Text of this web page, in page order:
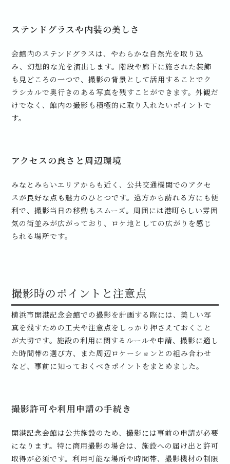
ステンドグラスや内装の美しさ
会館内のステンドグラスは、やわらかな自然光を取り込
み、幻想的な光を演出します。階段や廊下に施された装飾
も見どころの一つで、撮影の背景として活用することでク
ラシカルで奥行きのある写真を残すことができます。外観だ
けでなく、館内の撮影も積極的に取り入れたいポイントで
す。
アクセスの良さと周辺環境
みなとみらいエリアからも近く、公共交通機関でのアクセ
スが良好な点も魅力のひとつです。遠方から訪れる方にも便
利で、撮影当日の移動もスムーズ。周囲には港町らしい雰囲
気の街並みが広がっており、ロケ地としての広がりを感じ
られる場所です。
撮影時のポイントと注意点
横浜市開港記念会館での撮影を計画する際には、美しい写
真を残すための工夫や注意点をしっかり押さえておくこと
が大切です。施設の利用に関するルールや申請、撮影に適し
た時間帯の選び方、また周辺ロケーションとの組み合わせ
など、事前に知っておくべきポイントをまとめました。
撮影許可や利用申請の手続き
開港記念会館は公共施設のため、撮影には事前の申請が必要
になります。特に商用撮影の場合は、施設への届け出と許可
取得が必須です。利用可能な場所や時間帯、撮影機材の制限